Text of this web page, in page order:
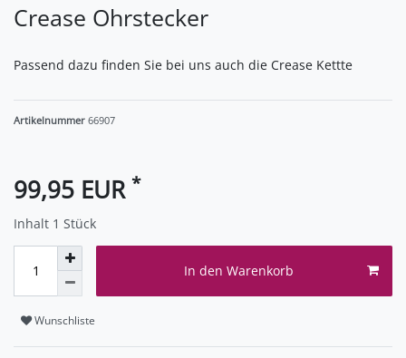
Crease Ohrstecker
Passend dazu finden Sie bei uns auch die Crease Kettte
Artikelnummer 66907
99,95 EUR *
Inhalt 1 Stück
In den Warenkorb
Wunschliste